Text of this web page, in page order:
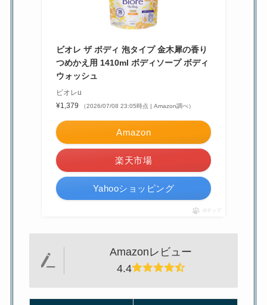
ビオレ ザ ボディ 泡タイプ 金木犀の香り
つめかえ用 1410ml ボディソープ ボディ
ウォッシュ
ビオレu
¥1,379
（2026/07/08 23:05時点 | Amazon調べ）
Amazon
楽天市場
Yahooショッピング
ポチップ
Amazonレビュー
4.4